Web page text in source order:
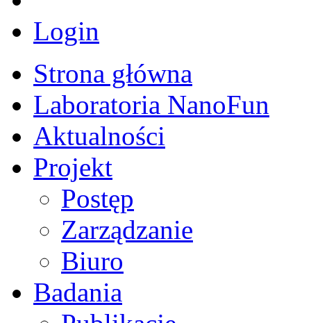
Login
Strona główna
Laboratoria NanoFun
Aktualności
Projekt
Postęp
Zarządzanie
Biuro
Badania